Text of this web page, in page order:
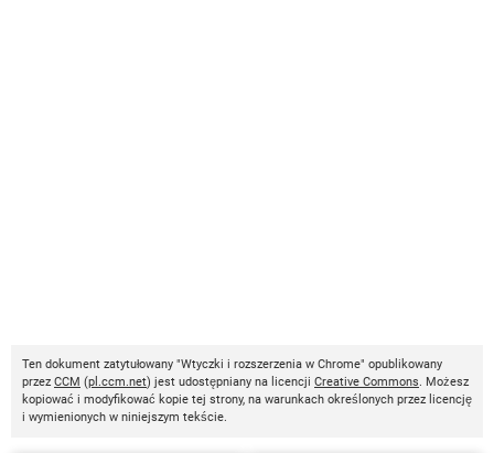
Ten dokument zatytułowany "Wtyczki i rozszerzenia w Chrome" opublikowany
przez CCM (pl.ccm.net) jest udostępniany na licencji Creative Commons. Możesz
kopiować i modyfikować kopie tej strony, na warunkach określonych przez licencję
i wymienionych w niniejszym tekście.